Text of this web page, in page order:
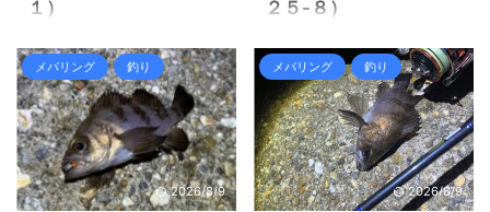
幕はまだの様でした。 それで
ょう。 明石メバリング梅雨で
も雨が降らないとメバルの活
性は上がらないね～ 仕事終わ
りにバイパスで姫路と加古川
を抜けるのは過酷だっ
た・・・ 全然二見に着かない
ぞ！ ...
るでしょう！ 前日の大雨がち
果は夕マヅメにライズで捕食
モード！ それでは釣行の様子
を見て行きましょう。 二見メ
バリング夕マヅメにライズで
捕食モード全開！ 姫路でのメ
バ ...
１）
そうなタイミングが無く初釣
りは見送って、３連休に行こ
うと思ったら大荒れ模様で、
仕事終わりにギリギリ行けそ
うなので行ってみました。 フ
ロートアジングに行きたい所
ですが、仕事終わりに行って
２５-８）
で釣りに行けないので、雨が
降る前の金曜日仕事終わりに
欲張り釣行へ行きました。 夕
マヅメは姫路でエギングし
て、その後は最近行っていな
い二見まで梅雨メバリング調
査へ行ってみました。 仕事終
メバリング 釣り
2026/8/9
メバリング 釣り
2026/8/9